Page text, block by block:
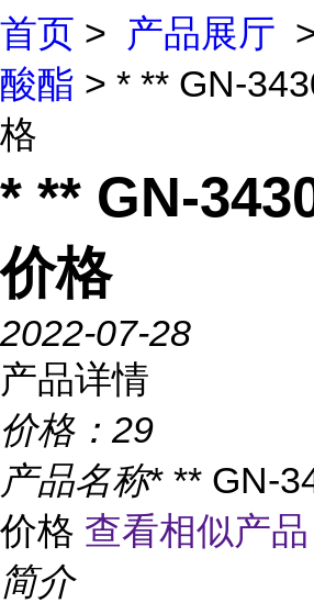
首页 > 产品展厅
酸酯 > * ** GN-
格
* ** GN-
价格
2022-07-28
产品详情
价格： 29
产品名称* ** GN-
价格 查看相似产
简介